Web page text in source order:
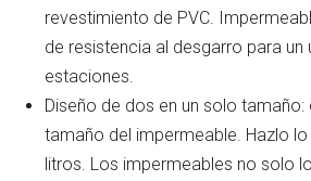
revestimiento de PVC.
de resistencia al desgarro para
estaciones.
Diseño de dos en un solo
tamaño del impermeable. Hazlo
litros. Los impermeables no solo